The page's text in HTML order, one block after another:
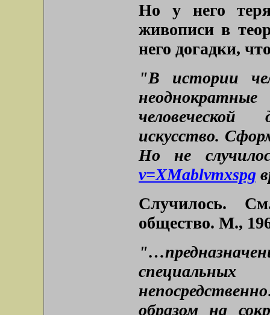
Но у него
живописи в
него догадки,
"В истории
искусство.
Но не
v=XMablvmxspg
Случилось.
общество. М.,
образом на